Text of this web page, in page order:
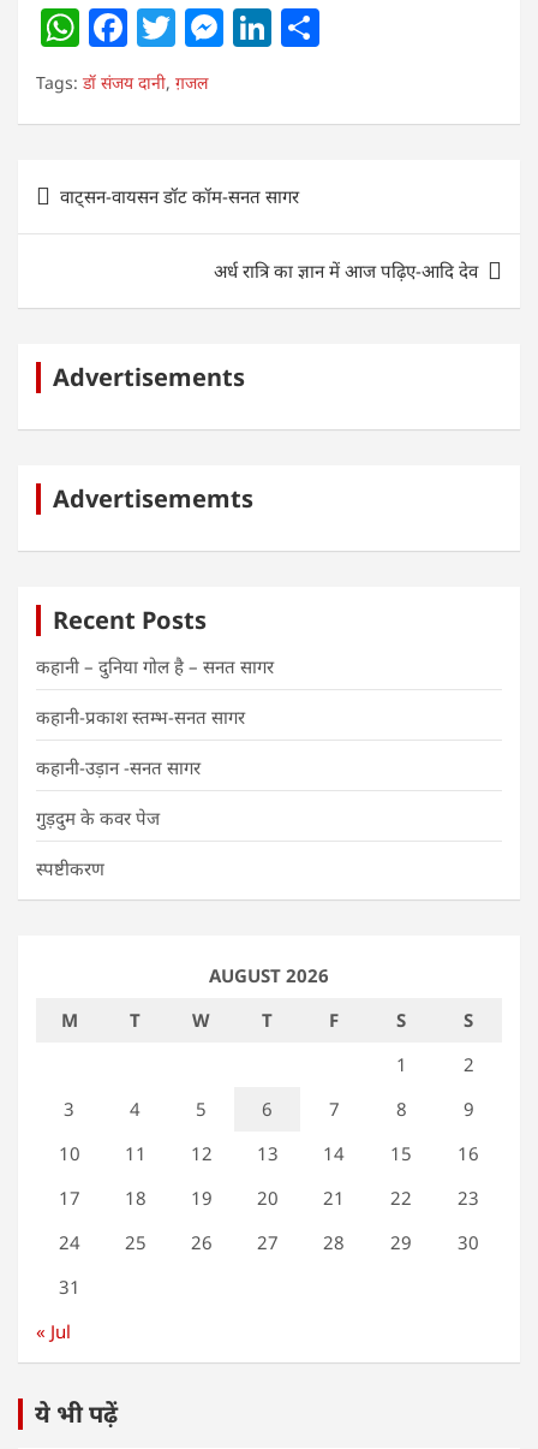
W
h
at
s
A
p
F
a
c
e
b
o
k
T
w
itt
er
M
e
n
g
er
Li
e
dI
n
e
Tags: डॉ संजय दानी, ग़जल
Post
navigation
वाट्सन-वायसन डॉट कॉम-सनत सागर
अर्ध रात्रि का ज्ञान में आज पढ़िए-आदि देव
Advertisements
बस्तर पाति
आपकी अपनी पत्रिका
Advertisememts
Recent Posts
कहानी – दुनिया गोल है – सनत सागर
कहानी-प्रकाश स्तम्भ-सनत सागर
कहानी-उड़ान -सनत सागर
गुड़दुम के कवर पेज
स्पष्टीकरण
AUGUST 2026
M
T W T F S
S
1
2
3
4 5 6 7 8
9
10
11 12 13 14 15
16
17
18 19 20 21 22
23
24
25 26 27 28 29
30
31
« Jul
ये भी पढ़ें